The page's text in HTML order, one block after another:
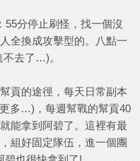
分停止刷怪，找一個沒
全換成攻擊型的。八點一
去了…)。
途徑，每天日常副本
多…)，每週幫戰的幫貢40
能拿到阿碧了。這裡有最
組好固定隊伍，進一個團